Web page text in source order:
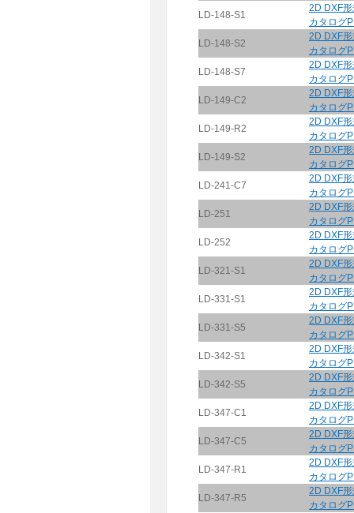
LD-148-S1
2D DXF
カタログ
LD-148-S2
2D DXF
カタログ
LD-148-S7
2D DXF
カタログ
LD-149-C2
2D DXF
カタログ
LD-149-R2
2D DXF
カタログ
LD-149-S2
2D DXF
カタログ
LD-241-C7
2D DXF
カタログ
LD-251
2D DXF
カタログ
LD-252
2D DXF
カタログ
LD-321-S1
2D DXF
カタログ
LD-331-S1
2D DXF
カタログ
LD-331-S5
2D DXF
カタログ
LD-342-S1
2D DXF
カタログ
LD-342-S5
2D DXF
カタログ
LD-347-C1
2D DXF
カタログ
LD-347-C5
2D DXF
カタログ
LD-347-R1
2D DXF
カタログ
LD-347-R5
2D DXF
カタログ